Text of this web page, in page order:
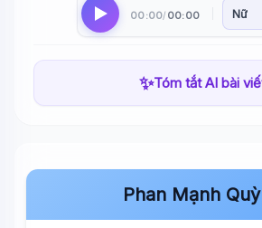
00:00/ 00:00
✨Tóm tắt AI bài
Phan Mạnh